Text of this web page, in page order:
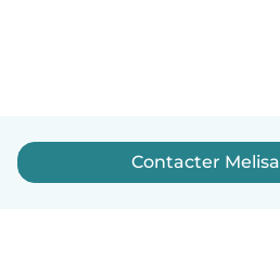
Contacter Melisa